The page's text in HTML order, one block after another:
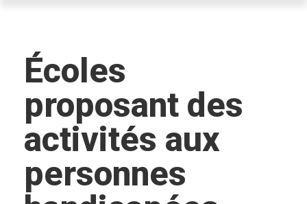
Écoles
proposant des
activités aux
personnes